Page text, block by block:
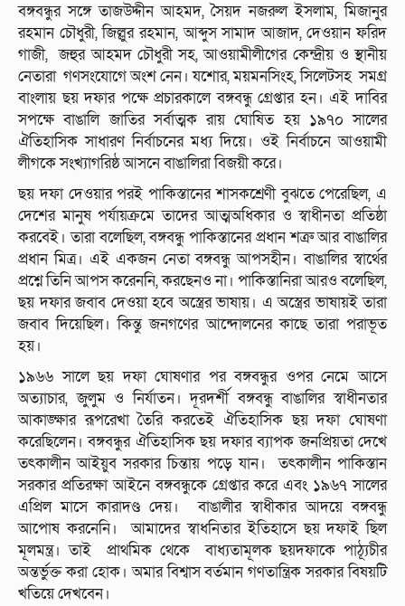
বঙ্গবন্ধুর সঙ্গে তাজউদ্দীন আহমদ, সৈয়দ নজরুল ইসলাম, মিজানুর
রহমান চৌধুরী, জিল্লুর রহমান, আব্দুস সামাদ আজাদ, দেওয়ান ফরিদ
গাজী, জহুর আহমদ চৌধুরী সহ, আওয়ামীলীগের কেন্দ্রীয় ও স্থানীয়
নেতারা গণসংযোগে অংশ নেন। যশোর, ময়মনসিংহ, সিলেটসহ সমগ্র
বাংলায় ছয় দফার পক্ষে প্রচারকালে বঙ্গবন্ধু গ্রেপ্তার হন। এই দাবির
সপক্ষে বাঙালি জাতির সর্বাত্মক রায় ঘোষিত হয় ১৯৭০ সালের
ঐতিহাসিক সাধারণ নির্বাচনের মধ্য দিয়ে। ওই নির্বাচনে আওয়ামী
লীগকে সংখ্যাগরিষ্ঠ আসনে বাঙালিরা বিজয়ী করে।
ছয় দফা দেওয়ার পরই পাকিস্তানের শাসকশ্রেণী বুঝতে পেরেছিল, এ
দেশের মানুষ পর্যায়ক্রমে তাদের আত্মঅধিকার ও স্বাধীনতা প্রতিষ্ঠা
করবেই। তারা বলেছিল, বঙ্গবন্ধু পাকিস্তানের প্রধান শত্রু আর বাঙালির
প্রধান মিত্র। এই একজন নেতা বঙ্গবন্ধু আপসহীন। বাঙালির স্বার্থের
প্রশ্নে তিনি আপস করেননি, করছেনও না। পাকিস্তানিরা আরও বলেছিল,
ছয় দফার জবাব দেওয়া হবে অস্ত্রের ভাষায়। এ অস্ত্রের ভাষায়ই তারা
জবাব দিয়েছিল। কিন্তু জনগণের আন্দোলনের কাছে তারা পরাভূত
হয়।
১৯৬৬ সালে ছয় দফা ঘোষণার পর বঙ্গবন্ধুর ওপর নেমে আসে
অত্যাচার, জুলুম ও নির্যাতন। দূরদর্শী বঙ্গবন্ধু বাঙালির স্বাধীনতার
আকাঙ্ক্ষার রূপরেখা তৈরি করতেই ঐতিহাসিক ছয় দফা ঘোষণা
করেছিলেন। বঙ্গবন্ধুর ঐতিহাসিক ছয় দফার ব্যাপক জনপ্রিয়তা দেখে
তৎকালীন আইয়ুব সরকার চিন্তায় পড়ে যান। তৎকালীন পাকিস্তান
সরকার প্রতিরক্ষা আইনে বঙ্গবন্ধুকে গ্রেপ্তার করে এবং ১৯৬৭ সালের
এপ্রিল মাসে কারাদণ্ড দেয়। বাঙালীর স্বাধীকার আদয়ে বঙ্গবন্ধু
আপোষ করনেনি। আমাদের স্বাধনিতার ইতিহাসে ছয় দফাই ছিল
মূলমন্ত্র। তাই প্রাথমিক থেকে বাধ্যতামূলক ছয়দফাকে পাঠ্যূচীর
অন্তর্ভুক্ত করা হোক। অমার বিশ্বাস বর্তমান গণতান্ত্রিক সরকার বিষয়টি
খতিয়ে দেখবেন।